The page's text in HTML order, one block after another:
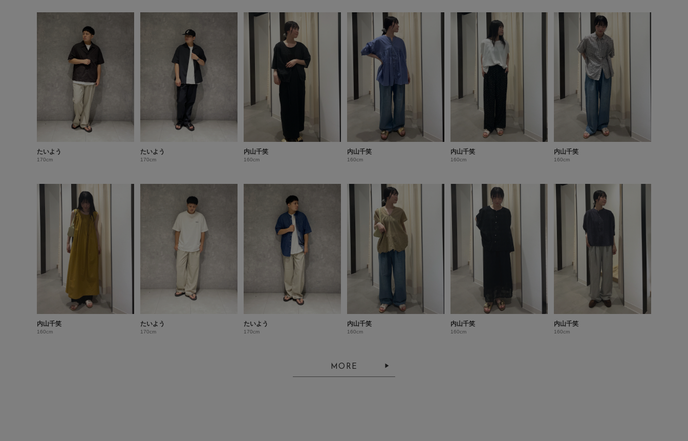
たいよう
170cm
たいよう
170cm
内山千笑
160cm
内山千笑
160cm
内山千笑
160cm
内山千笑
160cm
内山千笑
160cm
たいよう
170cm
たいよう
170cm
内山千笑
160cm
内山千笑
160cm
内山千笑
160cm
MORE